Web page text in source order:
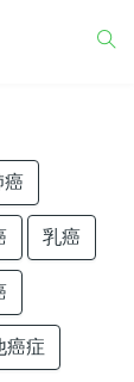
癌
乳癌
癌症